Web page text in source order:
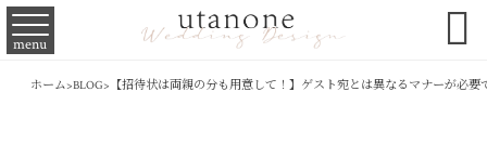
menu 
ホーム>BLOG> 【招待状は両親の分も用意して！】ゲスト宛とは異なるマナーが必要